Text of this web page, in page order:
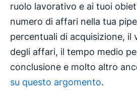
ruolo lavorativo e ai tuoi
numero di affari nella tua
percentuali di acquisizione, il
degli affari, il tempo medio
conclusione e molto altro
su questo argomento.